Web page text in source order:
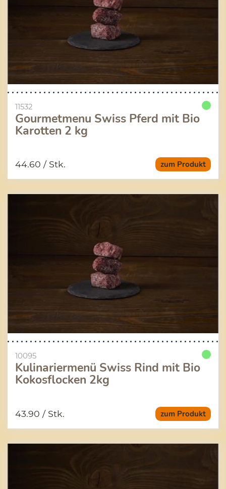
11532
Gourmetmenu Swiss Pferd mit Bio
Karotten 2 kg
zum Produkt
44.60 / Stk.
10095
Kulinariermenü Swiss Rind mit Bio
Kokosflocken 2kg
zum Produkt
43.90 / Stk.